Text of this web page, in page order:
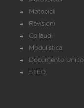
Motocicli
Revisioni
Collaudi
Modulistica
Documento Unico
STED